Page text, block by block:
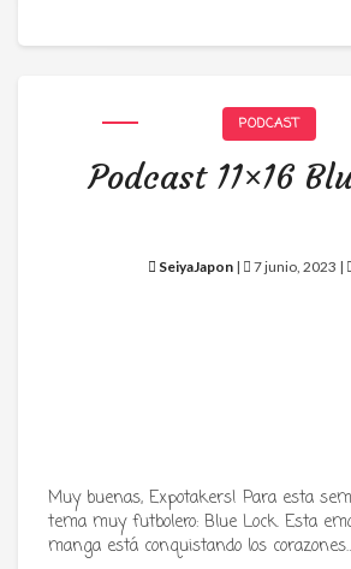
PODCAST
Podcast 11×16
SeiyaJapon | 7 junio, 2023 |
Muy buenas, Expotakers! Para esta
tema muy futbolero: Blue Lock. Esta
manga está conquistando los